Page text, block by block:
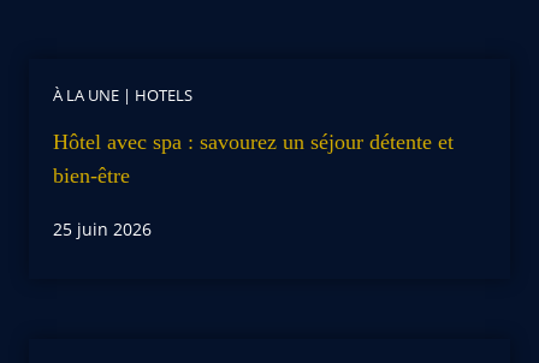
À LA UNE | HOTELS
Hôtel avec spa : savourez un séjour détente et
bien-être
25 juin 2026